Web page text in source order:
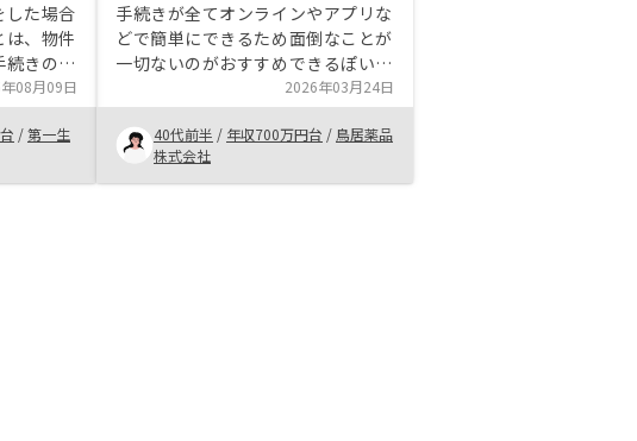
した場合
は、物件
きの中
化されて
実行でき
とがあっ
くと
きたので
08月09日
/第一生
手続きが全てオンラインやアプリな
どで簡単にできるため面倒なことが
一切ないのがおすすめできるぽいん
とです。 また、不動産投資を実際
に行う場合、いくつかの同業他社と
も比べましたが、1番安心できる会
社だったので、良いと思います。
2026年03月24日
40代前半 / 年収700万円台 / 鳥居薬品
株式会社